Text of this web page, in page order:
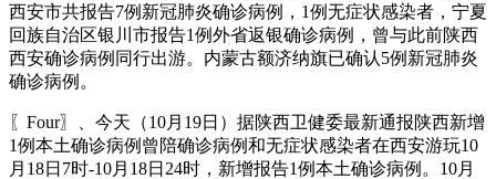
西安市共报告7例新冠肺炎确诊病例，1例无症状感染者，宁夏
回族自治区银川市报告1例外省返银确诊病例，曾与此前陕西
西安确诊病例同行出游。内蒙古额济纳旗已确认5例新冠肺炎
确诊病例。
〖Four〗、今天（10月19日）据陕西卫健委最新通报陕西新增
1例本土确诊病例曾陪确诊病例和无症状感染者在西安游玩10
月18日7时-10月18日24时，新增报告1例本土确诊病例。10月